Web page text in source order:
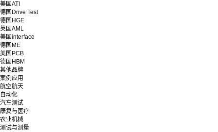
美国ATI
德国Drive Test
德国HGE
英国AML
美国interface
德国ME
美国PCB
德国HBM
其他品牌
案例应用
航空航天
自动化
汽车测试
康复与医疗
农业机械
测试与测量